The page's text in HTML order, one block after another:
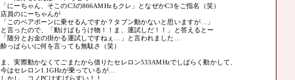
「にーちゃん、そこのC3の866AMHzもクレ」となぜかC3をご指名（笑）
店員のにーちゃんが
「このベアボーンに乗せるんですか？タブン動かないと思いますが…」
と言ったので、「動けばもうけ物！！ま、運試しだ！！」と答えるとー
「随分とお金の掛かる運試しですねぇ…」と言われました…
酔っぱらいに何を言っても無駄さ（笑）
ま、実際動かなくてごまたから借りたセレロン533AMHzでしばらく動かして、
今はセレロン1.1GHzが乗っているが…
しかし、コノPCはすばらすい！！